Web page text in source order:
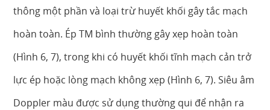
thông một phần và loại trừ huyết khối gây tắc mạch
hoàn toàn. Ép TM bình thường gây xẹp hoàn toàn
(Hình 6, 7), trong khi có huyết khối tĩnh mạch cản trở
lực ép hoặc lòng mạch không xẹp (Hình 6, 7). Siêu âm
Doppler màu được sử dụng thường qui để nhận ra